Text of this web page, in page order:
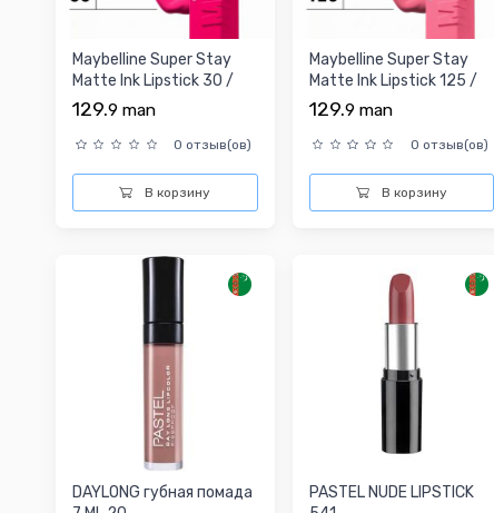
Maybelline Super Stay
Matte Ink Lipstick 30 /
Жидкая помада
129.9 man
0 отзыв(ов)
В корзину
Maybelline Super Stay
Matte Ink Lipstick 125 /
Жидкая помада
129.9 man
0 отзыв(ов)
В корзину
DAYLONG губная помада
PASTEL NUDE LIPSTICK